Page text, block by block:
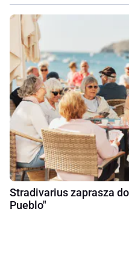
Stradivarius zaprasza
Pueblo"